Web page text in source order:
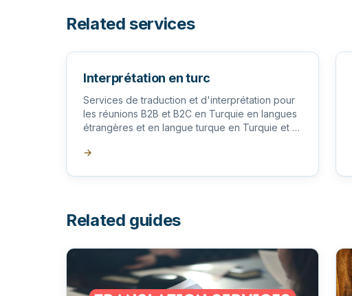
Related services
Interprétation en turc
Services de traduction et d'interprétation pour
les réunions B2B et B2C en Turquie en langues
étrangères et en langue turque en Turquie et à
→
Related guides